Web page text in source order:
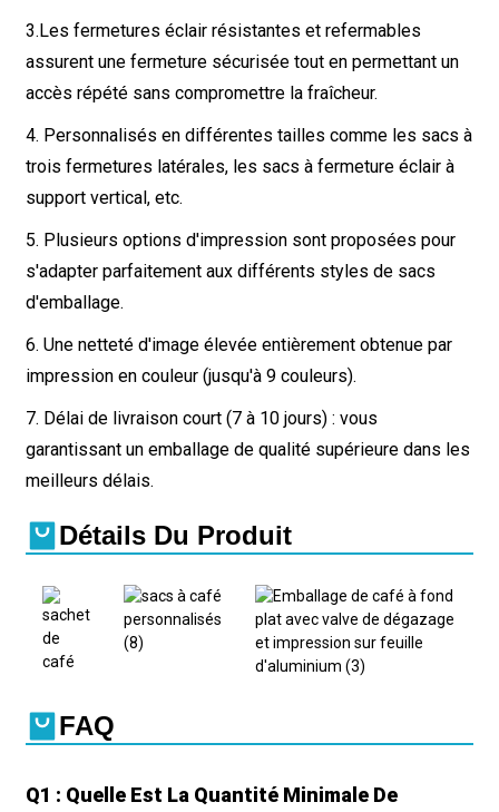
3.Les fermetures éclair résistantes et refermables
assurent une fermeture sécurisée tout en permettant un
accès répété sans compromettre la fraîcheur.
4. Personnalisés en différentes tailles comme les sacs à
trois fermetures latérales, les sacs à fermeture éclair à
support vertical, etc.
5. Plusieurs options d'impression sont proposées pour
s'adapter parfaitement aux différents styles de sacs
d'emballage.
6. Une netteté d'image élevée entièrement obtenue par
impression en couleur (jusqu'à 9 couleurs).
7. Délai de livraison court (7 à 10 jours) : vous
garantissant un emballage de qualité supérieure dans les
meilleurs délais.
Détails Du Produit
FAQ
Q1 : Quelle Est La Quantité Minimale De